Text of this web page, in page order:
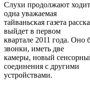
Слухи продолжают
одна уважаемая
тайваньская газета
выйдет в первом
квартале 2011 года. Оно
звонки, иметь две
камеры, новый
соединения с другими
устройствами.